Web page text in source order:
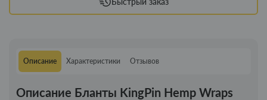
Описание Характеристики Отзывов
Описание Бланты KingPin Hemp Wraps